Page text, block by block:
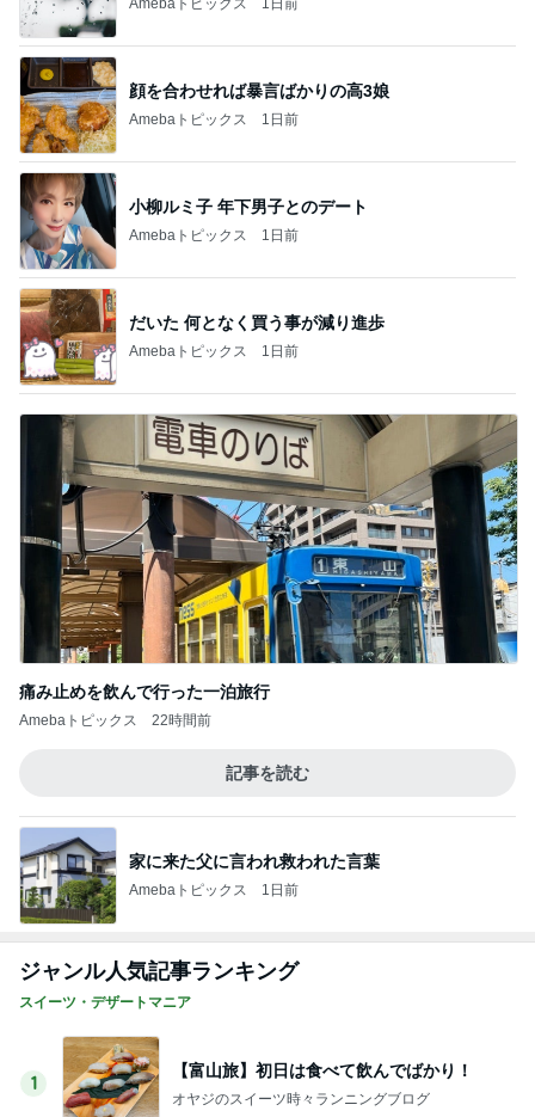
顔を合わせれば暴言ばかりの高3娘
Amebaトピックス 1日前
小柳ルミ子 年下男子とのデート
Amebaトピックス 1日前
だいた 何となく買う事が減り進歩
Amebaトピックス 1日前
痛み止めを飲んで行った一泊旅行
Amebaトピックス 22時間前
記事を読む
家に来た父に言われ救われた言葉
Amebaトピックス 1日前
ジャンル人気記事ランキング
スイーツ・デザートマニア
1
【富山旅】初日は食べて飲んでばかり！
オヤジのスイーツ時々ランニングブログ